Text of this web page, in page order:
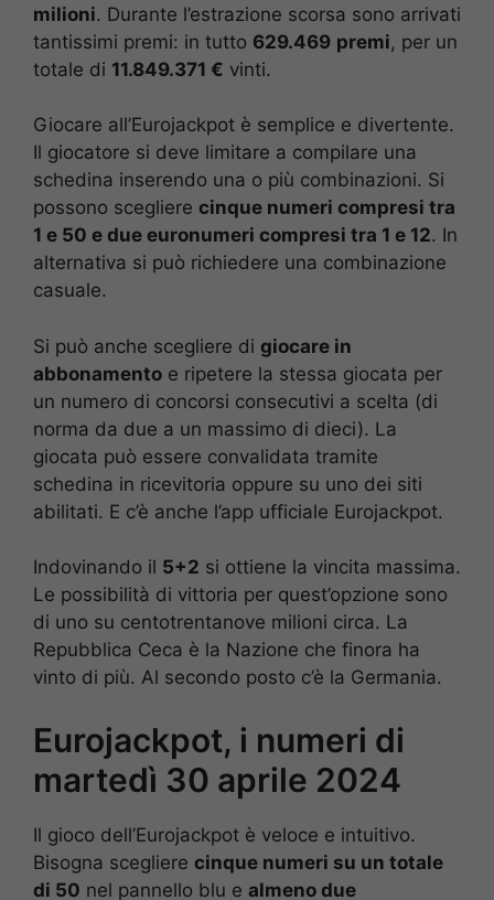
milioni. Durante l’estrazione scorsa sono arrivati
tantissimi premi: in tutto 629.469 premi, per un
totale di 11.849.371 € vinti.
Giocare all’Eurojackpot è semplice e divertente.
Il giocatore si deve limitare a compilare una
schedina inserendo una o più combinazioni. Si
possono scegliere cinque numeri compresi tra
1 e 50 e due euronumeri compresi tra 1 e 12. In
alternativa si può richiedere una combinazione
casuale.
Si può anche scegliere di giocare in
abbonamento e ripetere la stessa giocata per
un numero di concorsi consecutivi a scelta (di
norma da due a un massimo di dieci). La
giocata può essere convalidata tramite
schedina in ricevitoria oppure su uno dei siti
abilitati. E c’è anche l’app ufficiale Eurojackpot.
Indovinando il 5+2 si ottiene la vincita massima.
Le possibilità di vittoria per quest’opzione sono
di uno su centotrentanove milioni circa. La
Repubblica Ceca è la Nazione che finora ha
vinto di più. Al secondo posto c’è la Germania.
Eurojackpot, i numeri di
martedì 30 aprile 2024
Il gioco dell’Eurojackpot è veloce e intuitivo.
Bisogna scegliere cinque numeri su un totale
di 50 nel pannello blu e almeno due